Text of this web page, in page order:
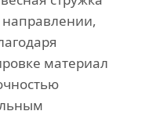
направлении,
материал